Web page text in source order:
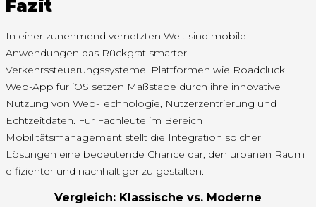
Fazit
In einer zunehmend vernetzten Welt sind mobile
Anwendungen das Rückgrat smarter
Verkehrssteuerungssysteme. Plattformen wie Roadcluck
Web-App für iOS setzen Maßstäbe durch ihre innovative
Nutzung von Web-Technologie, Nutzerzentrierung und
Echtzeitdaten. Für Fachleute im Bereich
Mobilitätsmanagement stellt die Integration solcher
Lösungen eine bedeutende Chance dar, den urbanen Raum
effizienter und nachhaltiger zu gestalten.
Vergleich: Klassische vs. Moderne